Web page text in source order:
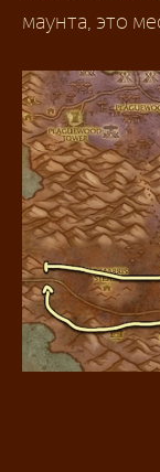
маунта, это